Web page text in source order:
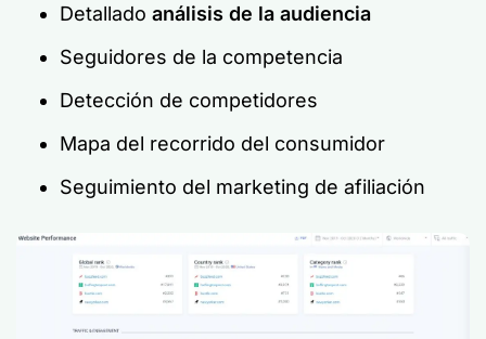
Detallado análisis de la audiencia
Seguidores de la competencia
Detección de competidores
Mapa del recorrido del consumidor
Seguimiento del marketing de afiliación